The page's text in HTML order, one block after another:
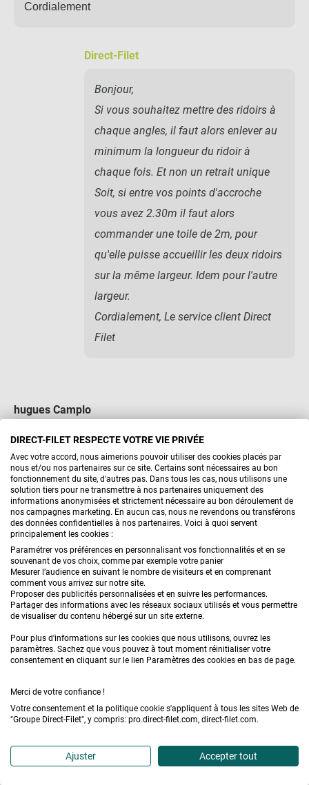
Cordialement
Direct-Filet
Bonjour,
Si vous souhaitez mettre des ridoirs à
chaque angles, il faut alors enlever au
minimum la longueur du ridoir à
chaque fois. Et non un retrait unique
Soit, si entre vos points d'accroche
vous avez 2.30m il faut alors
commander une toile de 2m, pour
qu'elle puisse accueillir les deux ridoirs
sur la même largeur. Idem pour l'autre
largeur.
Cordialement, Le service client Direct
Filet
hugues Camplo
bonjour ,
j'ai un espace entre poteaux de 4 métres X 3 métres ,
quelle dimension me faut t'il prendre ?
cdlt
Direct-Filet
Bonjour,
Cela va dépendre de l'accastillage que
vous allez mettre pour tendre votre
prise de mesure d'un voile d'ombrage
Cordialement, Le service client Direct
DIRECT-FILET RESPECTE VOTRE VIE PRIVÉE
Avec votre accord, nous aimerions pouvoir utiliser des cookies placés par
nous et/ou nos partenaires sur ce site. Certains sont nécessaires au bon
fonctionnement du site, d'autres pas. Dans tous les cas, nous utilisons une
solution tiers pour ne transmettre à nos partenaires uniquement des
informations anonymisées et strictement nécessaire au bon déroulement de
nos campagnes marketing. En aucun cas, nous ne revendons ou transférons
des données confidentielles à nos partenaires. Voici à quoi servent
principalement les cookies :
Paramétrer vos préférences en personnalisant vos fonctionnalités et en se
souvenant de vos choix, comme par exemple votre panier
Mesurer l’audience en suivant le nombre de visiteurs et en comprenant
comment vous arrivez sur notre site.
Proposer des publicités personnalisées et en suivre les performances.
Partager des informations avec les réseaux sociaux utilisés et vous permettre
de visualiser du contenu hébergé sur un site externe.
Pour plus d'informations sur les cookies que nous utilisons, ouvrez les
paramètres. Sachez que vous pouvez à tout moment réinitialiser votre
consentement en cliquant sur le lien Paramètres des cookies en bas de page.
Merci de votre confiance !
Votre consentement et la politique cookie s'appliquent à tous les sites Web de
"Groupe Direct-Filet", y compris: pro.direct-filet.com, direct-filet.com.
Ajuster Accepter tout